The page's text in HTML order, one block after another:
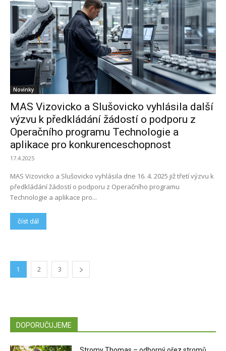
Novinky
MAS Vizovicko a Slušovicko vyhlásila další
výzvu k předkládání žádostí o podporu z
Operačního programu Technologie a
aplikace pro konkurenceschopnost
17.4.2025
MAS Vizovicko a Slušovicko vyhlásila dne 16. 4. 2025 již třetí výzvu k
předkládání žádostí o podporu z Operačního programu
Technologie a aplikace pro...
číst dál
1 2 3
DOPORUČUJEME